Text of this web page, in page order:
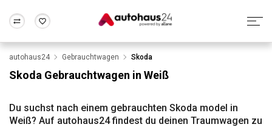
Wir bewerten dein Auto
Alle Fragen & Antworten
Rund um die Inzahlungnahme
Frankfurt Wuppertal
autohaus24 Gebrauchtwagen Skoda
Skoda Gebrauchtwagen in Weiß
Du suchst nach einem gebrauchten Skoda model in
Weiß? Auf autohaus24 findest du deinen Traumwagen zu